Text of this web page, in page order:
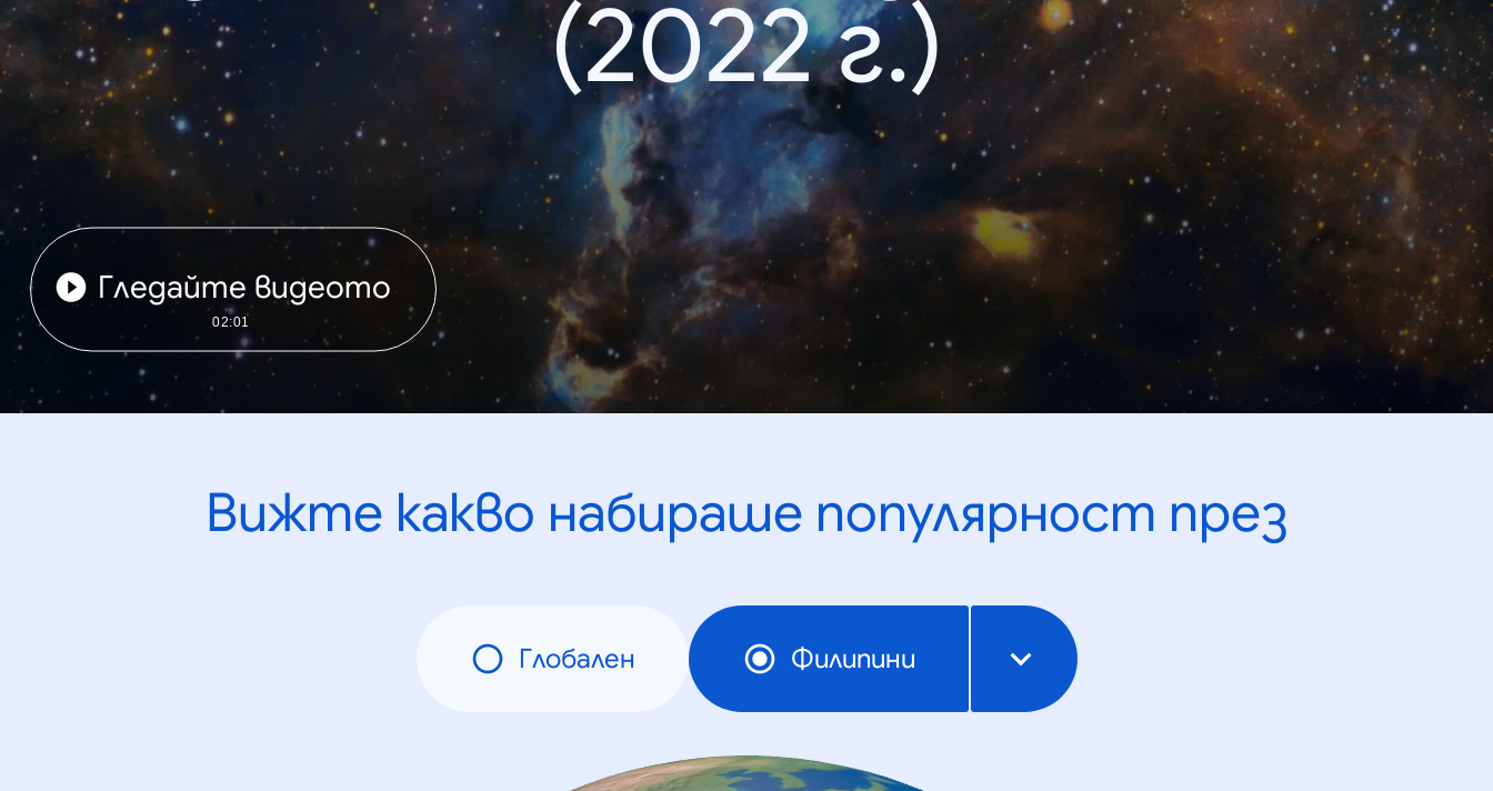
(2022 г.)
Гледайте видеото
02:01
Вижте какво набираше популярност през
Глобален Филипини